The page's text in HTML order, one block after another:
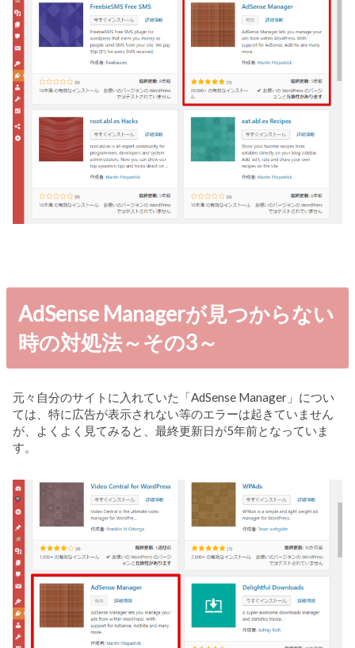
AdSense Managerが見つからない
時の対処法～その3～
元々自分のサイトに入れていた「AdSense Manager」につい
ては、特に広告が表示されない等のエラーは起きていません
が、よくよく見てみると、最終更新日が5年前となっていま
す。